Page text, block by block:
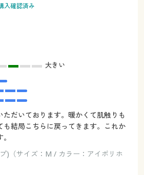
入確認済み
大きい
だいております。暖かくて肌触りも
も結局こちらに戻ってきます。これか
)（サイズ：M / カラー：アイボリホ